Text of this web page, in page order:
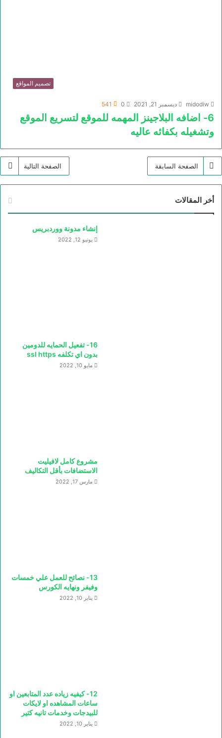
تصميم المواقع
midodiw ديسمبر 21, 2021 0
541
6- اضافه البلاجينز المهمه للموقع لتسريع الموقع
وتشغيله بكفائه عاليه
الصفحة السابقة الصفحة التالية
أخر المقالات
إنشاء مدونة ووردبريس
يونيو 12, 2022
16- تفعيل الحمايه للدومين
بدون اي تكلفه ssl https
مايو 10, 2022
مشروع كامل لافيليت
الاستضافات بأقل التكاليف
مارس 17, 2022
13- نصائح للعمل علي خمسات
وفيفر ونهايه الكورس
يناير 10, 2022
12- كيفيه زياده عدد المتابعين او
ساعات المشاهده او لايكات
للبيدجات وخدمات تانيه كتير
يناير 10, 2022